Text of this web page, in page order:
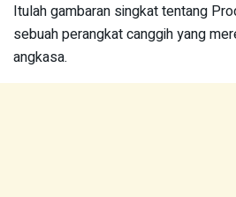
Itulah gambaran singkat tentang
sebuah perangkat canggih yang
angkasa.